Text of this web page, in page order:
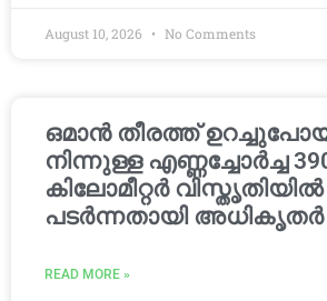
August 10, 2026 No Comments
ഒമാൻ തീരത്ത്
നിന്നുള്ള എണ്ണച്ചോർച്ച
കിലോമീറ്റർ വിസ്തൃതിയിൽ
പടർന്നതായി അധികൃതർ
READ MORE »